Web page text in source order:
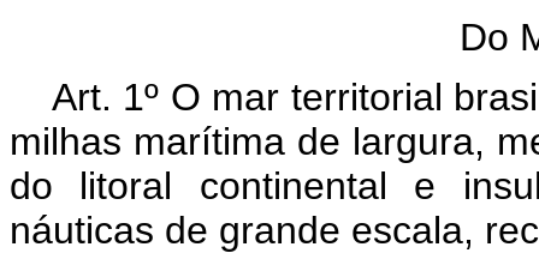
Do
Art. 1º O mar territorial
milhas marítima de largura,
do litoral continental e
náuticas de grande escala,